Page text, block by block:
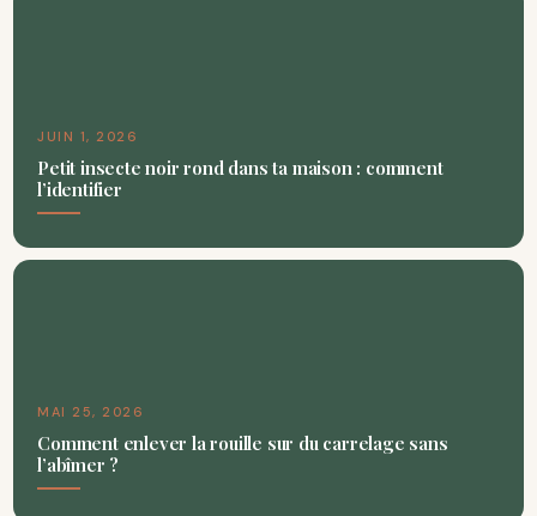
JUIN 1, 2026
Petit insecte noir rond dans ta maison : comment
l’identifier
MAI 25, 2026
Comment enlever la rouille sur du carrelage sans
l’abîmer ?